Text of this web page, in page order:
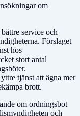
om
service och
Förslaget
hos
stort antal
tjänst att ägna mer
brott.
om ordningsbot
och